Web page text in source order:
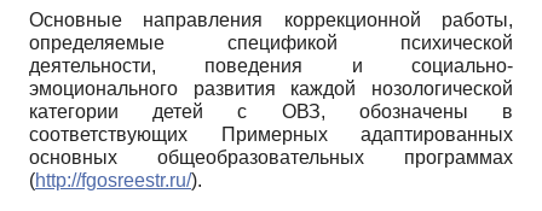
Основные направления коррекционной работы,
определяемые спецификой психической
деятельности, поведения и социально-
эмоционального развития каждой нозологической
категории детей с ОВЗ, обозначены в
соответствующих Примерных адаптированных
основных общеобразовательных программах
(http://fgosreestr.ru/).